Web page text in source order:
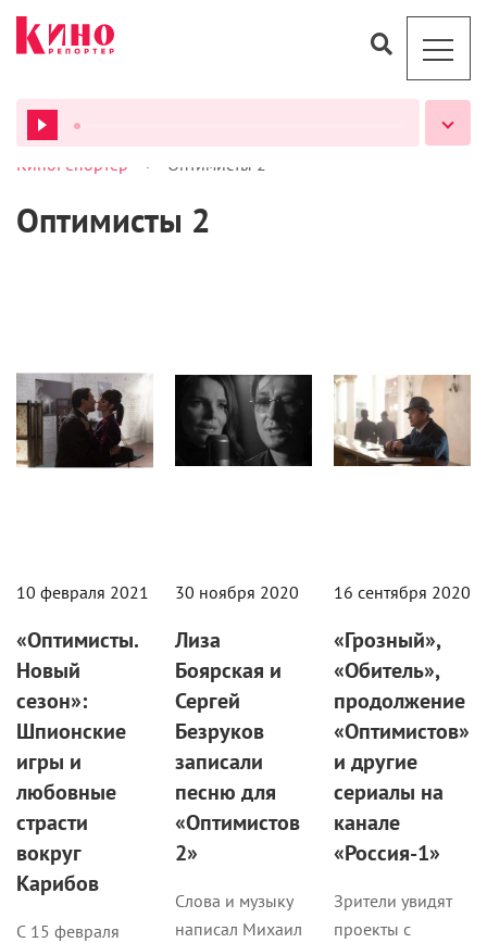
ВСЕ ПОДКАСТЫ
КиноРепортер > Оптимисты 2
Оптимисты 2
10 февраля 2021
«Оптимисты.
Новый
сезон»:
Шпионские
игры и
любовные
страсти
вокруг
Карибов
С 15 февраля
30 ноября 2020
Лиза
Боярская и
Сергей
Безруков
записали
песню для
«Оптимистов
2»
Слова и музыку
написал Михаил
16 сентября 2020
«Грозный»,
«Обитель»,
продолжение
«Оптимистов»
и другие
сериалы на
канале
«Россия-1»
Зрители увидят
проекты с